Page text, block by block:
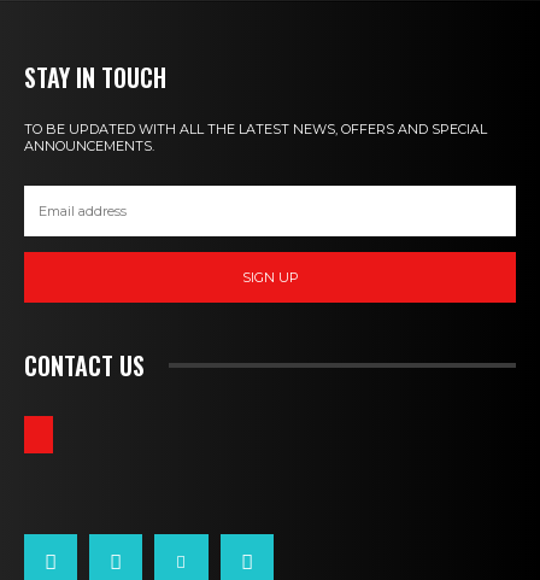
STAY IN TOUCH
TO BE UPDATED WITH ALL THE LATEST NEWS, OFFERS AND SPECIAL
ANNOUNCEMENTS.
SIGN UP
CONTACT US